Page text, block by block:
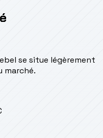
se situe légèrement
marché.